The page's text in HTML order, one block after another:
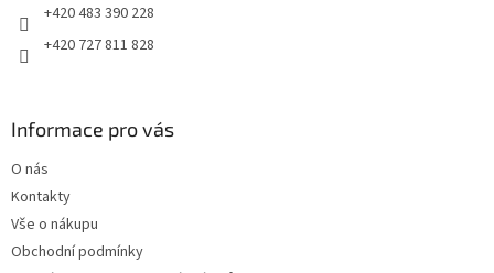
+420 483 390 228
+420 727 811 828
Informace pro vás
O nás
Kontakty
Vše o nákupu
Obchodní podmínky